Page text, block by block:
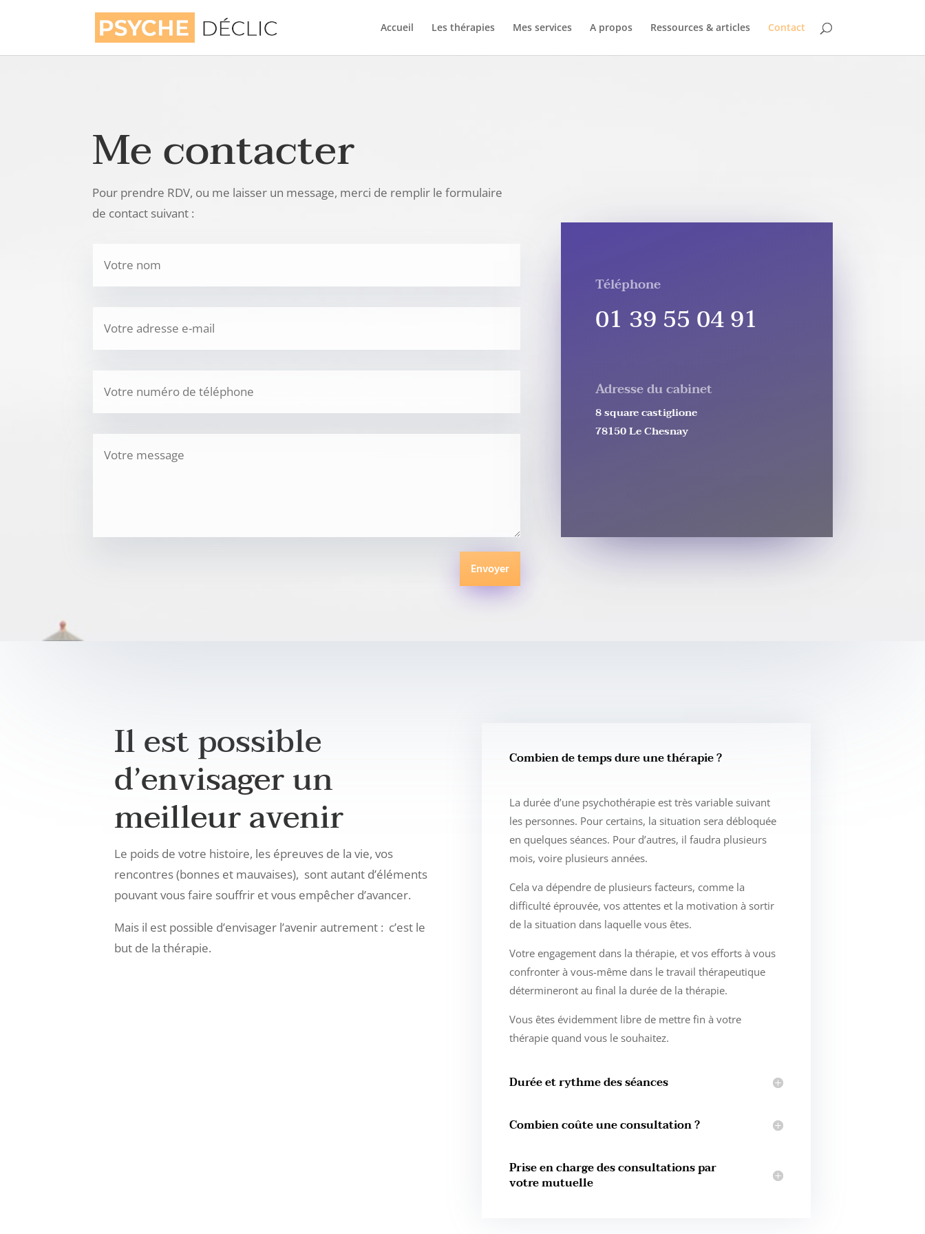
Accueil Les thérapies Mes services A propos Ressources & articles Contact
Me contacter
Pour prendre RDV, ou me laisser un message, merci de remplir le formulaire
de contact suivant :
Envoyer
Téléphone
01 39 55 04 91
Adresse du cabinet
8 square castiglione
78150 Le Chesnay
Il est possible
d’envisager un
meilleur avenir
Le poids de votre histoire, les épreuves de la vie, vos
rencontres (bonnes et mauvaises), sont autant d’éléments
pouvant vous faire souffrir et vous empêcher d’avancer.
Mais il est possible d’envisager l’avenir autrement : c’est le
but de la thérapie.
Combien de temps dure une thérapie ?
La durée d’une psychothérapie est très variable suivant
les personnes. Pour certains, la situation sera débloquée
en quelques séances. Pour d’autres, il faudra plusieurs
mois, voire plusieurs années.
Cela va dépendre de plusieurs facteurs, comme la
difficulté éprouvée, vos attentes et la motivation à sortir
de la situation dans laquelle vous êtes.
Votre engagement dans la thérapie, et vos efforts à vous
confronter à vous-même dans le travail thérapeutique
détermineront au final la durée de la thérapie.
Vous êtes évidemment libre de mettre fin à votre
thérapie quand vous le souhaitez.
Durée et rythme des séances
Combien coûte une consultation ?
Prise en charge des consultations par
votre mutuelle